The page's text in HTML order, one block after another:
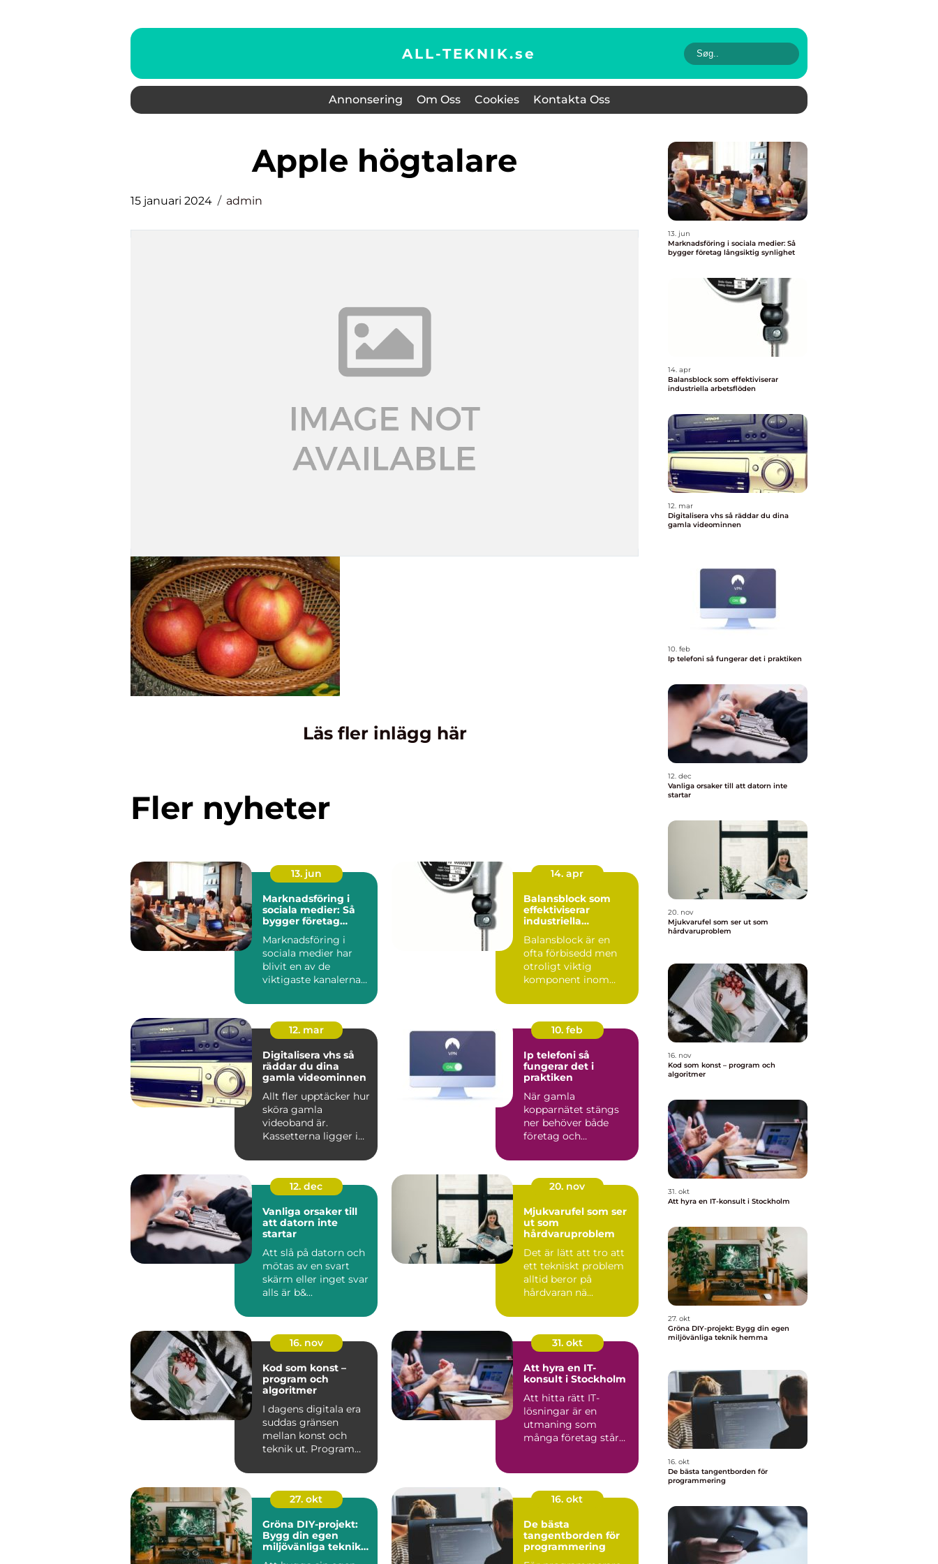
ALL-TEKNIK.se
Annonsering Om Oss Cookies Kontakta Oss
apple högtalare
15 januari 2024 admin
Läs fler inlägg här
Fler nyheter
13. jun
Marknadsföring i
sociala medier: Så
bygger företag
Marknadsföring i
sociala medier har
blivit en av de
viktigaste kanalerna
14. apr
Balansblock som
effektiviserar
industriella
Balansblock är en
ofta förbisedd men
otroligt viktig
komponent inom
12. mar
Digitalisera vhs så
räddar du dina
gamla videominnen
Allt fler upptäcker hur
sköra gamla
videoband är.
Kassetterna ligger i
samtidig...
10. feb
Ip telefoni så
fungerar det i
praktiken
När gamla
kopparnätet stängs
ner behöver både
företag och
över sin telefoni.
Många...
12. dec
Vanliga orsaker till
att datorn inte
startar
Att slå på datorn och
mötas av en svart
skärm eller inget svar
alls är b&...
20. nov
Mjukvarufel som ser
ut som
hårdvaruproblem
Det är lätt att tro att
ett tekniskt problem
alltid beror på
hårdvaran nä...
16. nov
Kod som konst –
program och
algoritmer
I dagens digitala era
suddas gränsen
mellan konst och
teknik ut. Program
ska...
31. okt
Att hyra en IT-
konsult i Stockholm
Att hitta rätt IT-
lösningar är en
utmaning som
många företag står
27. okt
Gröna DIY-projekt:
Bygg din egen
miljövänliga teknik
16. okt
De bästa
tangentborden för
programmering
13. jun
Marknadsföring i sociala medier: Så
bygger företag långsiktig synlighet
14. apr
Balansblock som effektiviserar
industriella arbetsflöden
12. mar
Digitalisera vhs så räddar du dina
gamla videominnen
10. feb
Ip telefoni så fungerar det i praktiken
12. dec
Vanliga orsaker till att datorn inte
startar
20. nov
Mjukvarufel som ser ut som
hårdvaruproblem
16. nov
Kod som konst – program och
algoritmer
31. okt
Att hyra en IT-konsult i Stockholm
27. okt
Gröna DIY-projekt: Bygg din egen
miljövänliga teknik hemma
16. okt
De bästa tangentborden för
programmering